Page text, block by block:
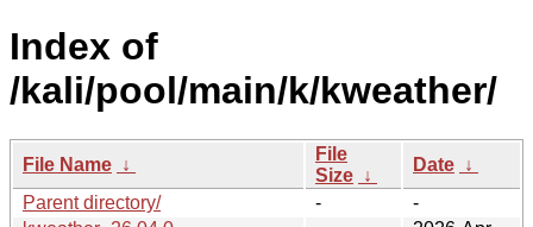
Index of
/kali/pool/main/k/kweather/
File Name ↓
File
Size ↓
Date ↓
Parent directory/
-
-